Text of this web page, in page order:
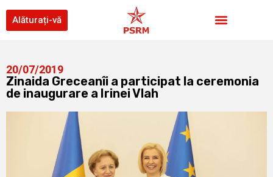
Alăturați-vă
20/07/2019
Zinaida Greceanîi a participat la ceremonia
de inaugurare a Irinei Vlah